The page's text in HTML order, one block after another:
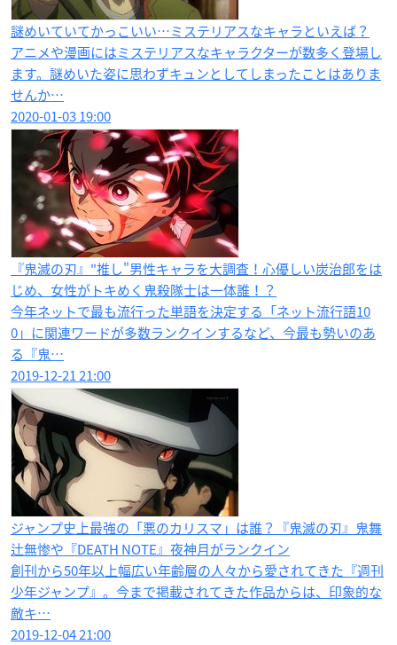
謎めいていてかっこいい…ミステリアスなキャラといえば？
アニメや漫画にはミステリアスなキャラクターが数多く登場し
ます。謎めいた姿に思わずキュンとしてしまったことはありま
せんか…
2020-01-03 19:00
『鬼滅の刃』"推し"男性キャラを大調査！心優しい炭治郎をは
じめ、女性がトキめく鬼殺隊士は一体誰！？
今年ネットで最も流行った単語を決定する「ネット流行語10
0」に関連ワードが多数ランクインするなど、今最も勢いのあ
る『鬼…
2019-12-21 21:00
ジャンプ史上最強の「悪のカリスマ」は誰？『鬼滅の刃』鬼舞
辻無惨や『DEATH NOTE』夜神月がランクイン
創刊から50年以上幅広い年齢層の人々から愛されてきた『週刊
少年ジャンプ』。今まで掲載されてきた作品からは、印象的な
敵キ…
2019-12-04 21:00